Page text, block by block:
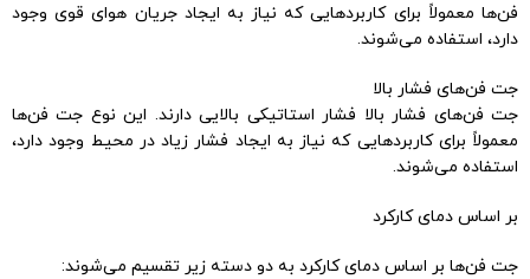
فن‌ها معمولاً برای کاربردهایی که نیاز به ایجاد جریان هوای قوی وجود
دارد، استفاده می‌شوند.
جت فن‌های فشار بالا
جت فن‌های فشار بالا فشار استاتیکی بالایی دارند. این نوع جت فن‌ها
معمولاً برای کاربردهایی که نیاز به ایجاد فشار زیاد در محیط وجود دارد،
استفاده می‌شوند.
بر اساس دمای کارکرد
جت فن‌ها بر اساس دمای کارکرد به دو دسته زیر تقسیم می‌شوند: